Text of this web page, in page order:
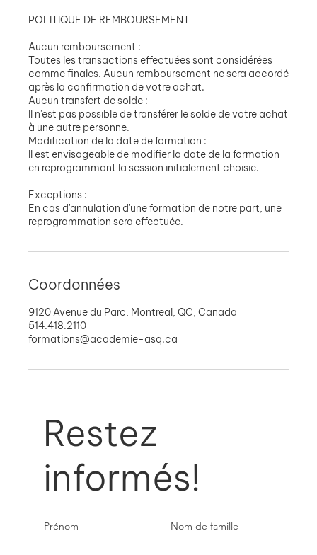
Restez
informés!
Prénom Nom de famille
POLITIQUE DE REMBOURSEMENT
Aucun remboursement :
Toutes les transactions effectuées sont considérées
comme finales. Aucun remboursement ne sera accordé
après la confirmation de votre achat.
Aucun transfert de solde :
Il n'est pas possible de transférer le solde de votre achat
à une autre personne.
Modification de la date de formation :
Il est envisageable de modifier la date de la formation
en reprogrammant la session initialement choisie.
Exceptions :
En cas d'annulation d'une formation de notre part, une
reprogrammation sera effectuée.
Coordonnées
9120 Avenue du Parc, Montreal, QC, Canada
514.418.2110
formations@academie-asq.ca